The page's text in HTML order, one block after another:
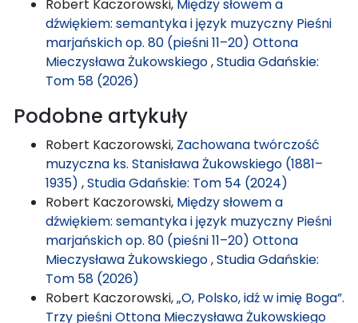
Robert Kaczorowski, Między słowem a
dźwiękiem: semantyka i język muzyczny Pieśni
marjańskich op. 80 (pieśni 11–20) Ottona
Mieczysława Żukowskiego,Studia Gdańskie:
Tom 58 (2026)
Podobne artykuły
Robert Kaczorowski, Zachowana twórczość
muzyczna ks. Stanisława Żukowskiego (1881–
1935) ,Studia Gdańskie: Tom 54 (2024)
Robert Kaczorowski, Między słowem a
dźwiękiem: semantyka i język muzyczny Pieśni
marjańskich op. 80 (pieśni 11–20) Ottona
Mieczysława Żukowskiego,Studia Gdańskie:
Tom 58 (2026)
Robert Kaczorowski,„O, Polsko, idź w imię Boga”.
Trzy pieśni Ottona Mieczysława Żukowskiego